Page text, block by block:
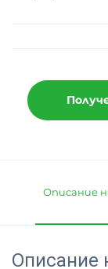
Описание
Описание